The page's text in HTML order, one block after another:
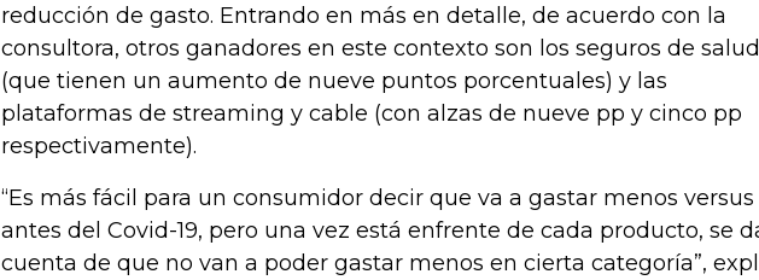
reducción de gasto. Entrando en más en detalle, de acuerdo con la
consultora, otros ganadores en este contexto son los seguros de salud
(que tienen un aumento de nueve puntos porcentuales) y las
plataformas de streaming y cable (con alzas de nueve pp y cinco pp
respectivamente).
“Es más fácil para un consumidor decir que va a gastar menos versus
antes del Covid-19, pero una vez está enfrente de cada producto, se
cuenta de que no van a poder gastar menos en cierta categoría”,